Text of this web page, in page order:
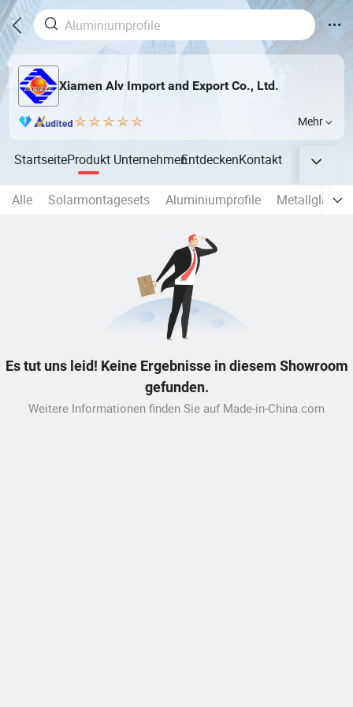
Xiamen Alv Import and Export Co., Ltd.
Mehr
StartseiteProdukt UnternehmenEntdeckenKontakt
Alle Solarmontagesets Aluminiumprofile
Es tut uns leid! Keine Ergebnisse in diesem Showroom
gefunden.
Weitere Informationen finden Sie auf Made-in-China.com